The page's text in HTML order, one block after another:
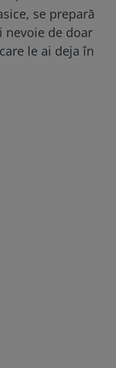
se prepară
de doar
le ai deja în